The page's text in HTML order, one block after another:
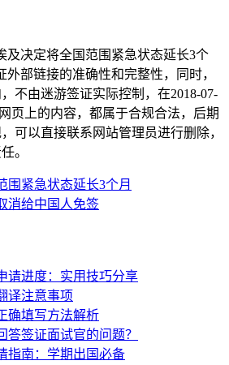
及决定将全国范围紧急状态延长3个
外部链接的准确性和完整性，同时，
不由迷游签证实际控制，在2018-07-
页上的内容，都属于合规合法，后期
可以直接联系网站管理员进行删除，
。
围紧急状态延长3个月
消给中国人免签
请进度：实用技巧分享
译注意事项
确填写方法解析
答签证面试官的问题？
指南：学期出国必备